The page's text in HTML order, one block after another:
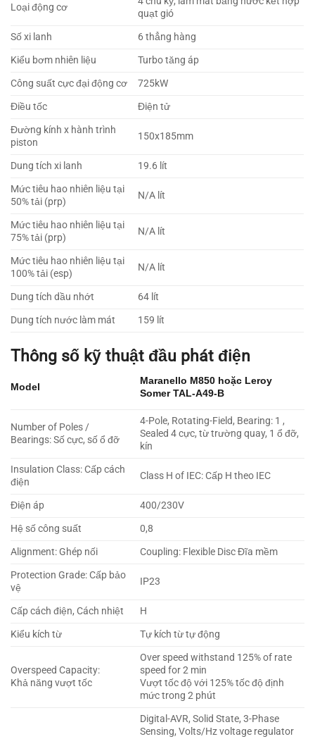
Loại động cơ
quạt gió
Số xi lanh
6 thẳng hàng
Kiểu bơm nhiên liệu
Turbo tăng áp
Công suất cực đại động cơ
725kW
Điều tốc
Điện tử
Đường kính x hành trình
piston
150x185mm
Dung tích xi lanh
19.6 lít
Mức tiêu hao nhiên liệu tại
50% tải (prp)
N/A lít
Mức tiêu hao nhiên liệu tại
75% tải (prp)
N/A lít
Mức tiêu hao nhiên liệu tại
100% tải (esp)
N/A lít
Dung tích dầu nhớt
64 lít
Dung tích nước làm mát
159 lít
Thông số kỹ thuật đầu phát điện
Model
Maranello M850 hoặc Leroy
Somer TAL-A49-B
Number of Poles /
Bearings: Số cực, số ổ đỡ
4-Pole, Rotating-Field, Bearing: 1 ,
Sealed 4 cực, từ trường quay, 1 ổ đỡ,
kín
Insulation Class: Cấp cách
điện
Class H of IEC: Cấp H theo IEC
Điện áp
400/230V
Hệ số công suất
0,8
Alignment: Ghép nối
Coupling: Flexible Disc Đĩa mềm
Protection Grade: Cấp bảo
vệ
IP23
Cấp cách điện, Cách nhiệt
H
Kiểu kích từ
Tự kích từ tự động
Overspeed Capacity:
Khả năng vượt tốc
Over speed withstand 125% of rate
speed for 2 min
Vượt tốc độ với 125% tốc độ định
mức trong 2 phút
Digital-AVR, Solid State, 3-Phase
Sensing, Volts/Hz voltage regulator